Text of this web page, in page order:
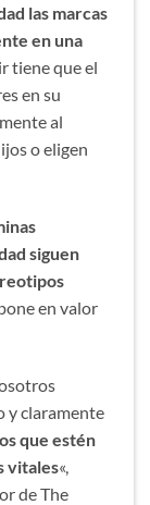
las marcas
en una
tiene que el
en su
al
o eligen
siguen
en valor
y claramente
que estén
vitales«,
de The